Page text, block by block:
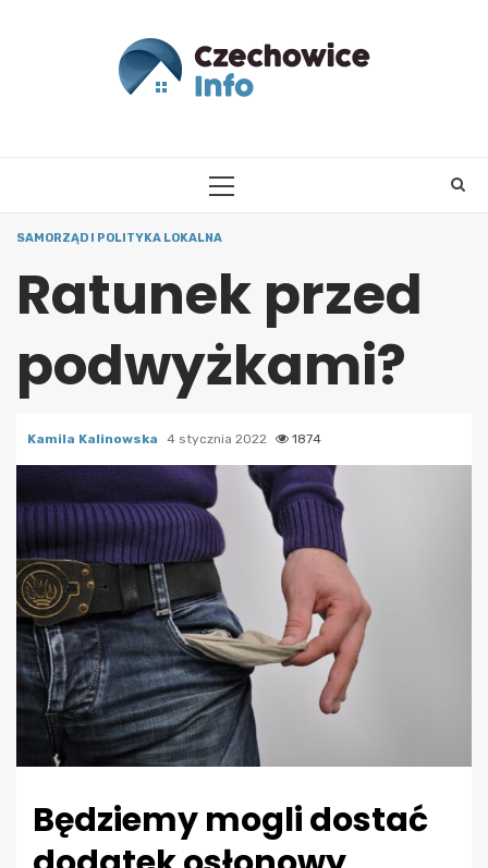
PRIMARY
SAMORZĄD I POLITYKA LOKALNA
Ratunek przed
podwyżkami?
Kamila Kalinowska 4 stycznia 2022 1874
Będziemy mogli dostać